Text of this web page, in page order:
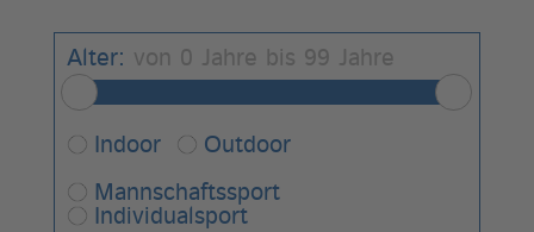
Alter: von 0 Jahre bis 99 Jahre
Indoor
Outdoor
Mannschaftssport
Individualsport